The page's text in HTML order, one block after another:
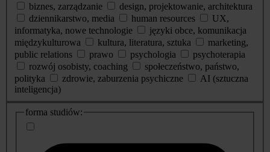
biznes, zarządzanie
design, projektowanie, architektura
dziennikarstwo, media
human resources
UX,
informatyka, nowe technologie
języki obce, komunikacja
międzykulturowa
kultura, literatura, sztuka
marketing,
public relations
prawo psychologia
psychoterapia
rozwój osobisty, coaching
społeczeństwo, państwo,
polityka
zdrowie, zaburzenia psychiczne
AI (sztuczna
inteligencja)
dodatkowe
informacje
forma studiów: